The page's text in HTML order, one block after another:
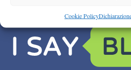
Cookie Policy